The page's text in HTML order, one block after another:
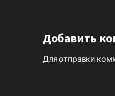
Добавить
Для отправки